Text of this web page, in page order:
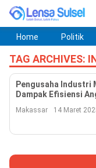
Home
Politik
Nasional
Daerah
SULSEL
Ekobis
Hukum
PENDIDIKAN
Olahraga
HIBURAN
Opini
Home Politik
TAG ARCHIVES:
Pengusaha Industri
Dampak Efisiensi
Makassar 14 Maret